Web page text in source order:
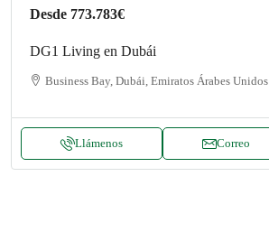
Desde 773.783€
DG1 Living en Dubái
Business Bay, Dubái, Emiratos Árabes Unidos
Llámenos Correo